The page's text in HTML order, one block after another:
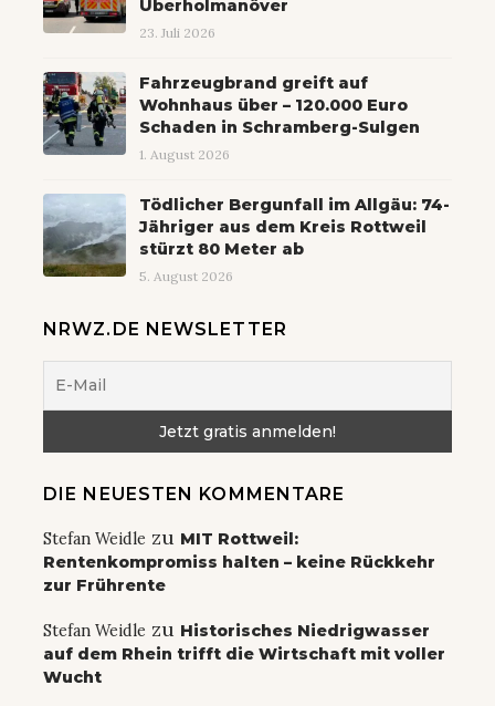
Überholmanöver
23. Juli 2026
Fahrzeugbrand greift auf
Wohnhaus über – 120.000 Euro
Schaden in Schramberg-Sulgen
1. August 2026
Tödlicher Bergunfall im Allgäu: 74-
Jähriger aus dem Kreis Rottweil
stürzt 80 Meter ab
5. August 2026
NRWZ.DE NEWSLETTER
DIE NEUESTEN KOMMENTARE
Stefan Weidle zu MIT Rottweil:
Rentenkompromiss halten – keine Rückkehr
zur Frührente
Stefan Weidle zu Historisches Niedrigwasser
auf dem Rhein trifft die Wirtschaft mit voller
Wucht